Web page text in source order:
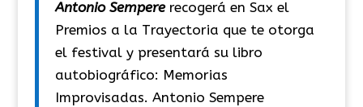
Antonio Sempere recogerá en Sax el
Premios a la Trayectoria que te otorga
el festival y presentará su libro
autobiográfico: Memorias
Improvisadas. Antonio Sempere